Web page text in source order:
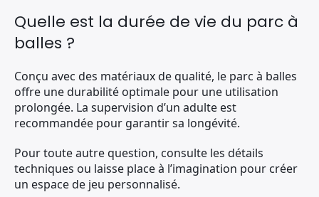
Quelle est la durée de vie du parc à
balles ?
Conçu avec des matériaux de qualité, le parc à balles
offre une durabilité optimale pour une utilisation
prolongée. La supervision d’un adulte est
recommandée pour garantir sa longévité.
Pour toute autre question, consulte les détails
techniques ou laisse place à l’imagination pour créer
un espace de jeu personnalisé.